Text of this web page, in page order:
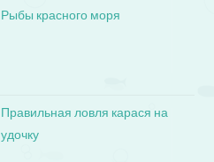
Рыбы красного моря
Правильная ловля карася на
удочку